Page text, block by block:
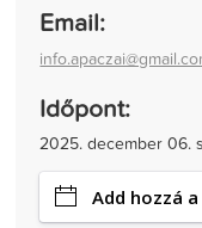
Email:
Időpont:
2025. december 06.
Add hozzá